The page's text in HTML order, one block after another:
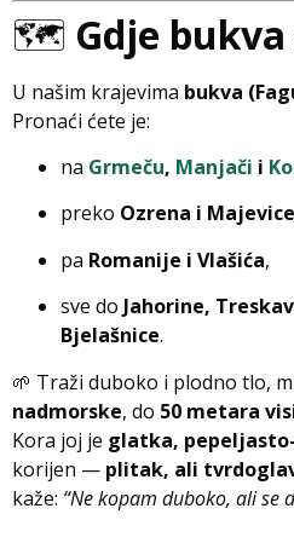
🗺️ Gdje
U našim krajevima bukva
Pronaći ćete je:
na Grmeču, Manjači i
preko Ozrena i Majevice
pa Romanije i Vlašića,
sve do Jahorine,
Bjelašnice.
🌱 Traži duboko i plodno tlo,
nadmorske, do 50 metara
Kora joj je glatka,
korijen — plitak, ali
kaže: “Ne kopam duboko, ali se